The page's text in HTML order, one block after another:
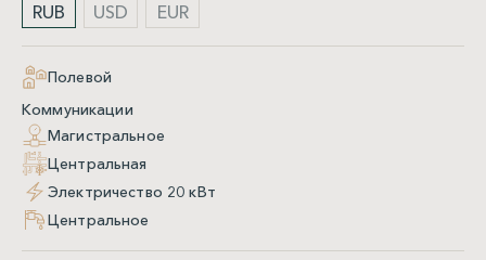
RUB USD EUR
Полевой
Коммуникации
Магистральное
Центральная
Электричество 20 кВт
Центральное